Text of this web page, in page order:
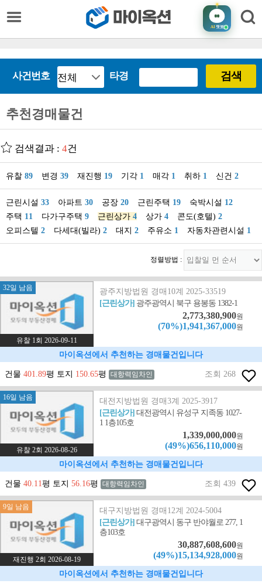
AI챗봇
사건번호 타경 검색
추천경매물건
검색결과 : 4건
유찰 89 변경 39 재진행 19 기각 1 매각 1 취하 1 신건 2
근린시설 33 아파트 30 공장 20 근린주택 19 숙박시설 12
주택 11 다가구주택 9 근린상가 4 상가 4 콘도(호텔) 2
오피스텔 2 다세대(빌라) 2 대지 2 주유소 1 자동차관련시설 1
정렬방법 :
32일 남음
유찰 1회 2026-09-11
광주지방법원 경매10계 2025-33519
[근린상가] 광주광역시 북구 용봉동 1382-1
2,773,380,900원
(70%)1,941,367,000원
마이옥션에서 추천하는 경매물건입니다
건물 401.89평 토지 150.65평 대항력임차인 조회 268
16일 남음
유찰 2회 2026-08-26
대전지방법원 경매3계 2025-3917
[근린상가]대전광역시 유성구 지족동 1027-
1 1층105호
1,339,000,000원
(49%)656,110,000원
마이옥션에서 추천하는 경매물건입니다
건물 40.11평 토지 56.16평 대항력임차인 조회 439
9일 남음
재진행 2회 2026-08-19
대구지방법원 경매12계 2024-5004
[근린상가]대구광역시 동구 반야월로 277, 1
층103호
30,887,608,600원
(49%)15,134,928,000원
마이옥션에서 추천하는 경매물건입니다